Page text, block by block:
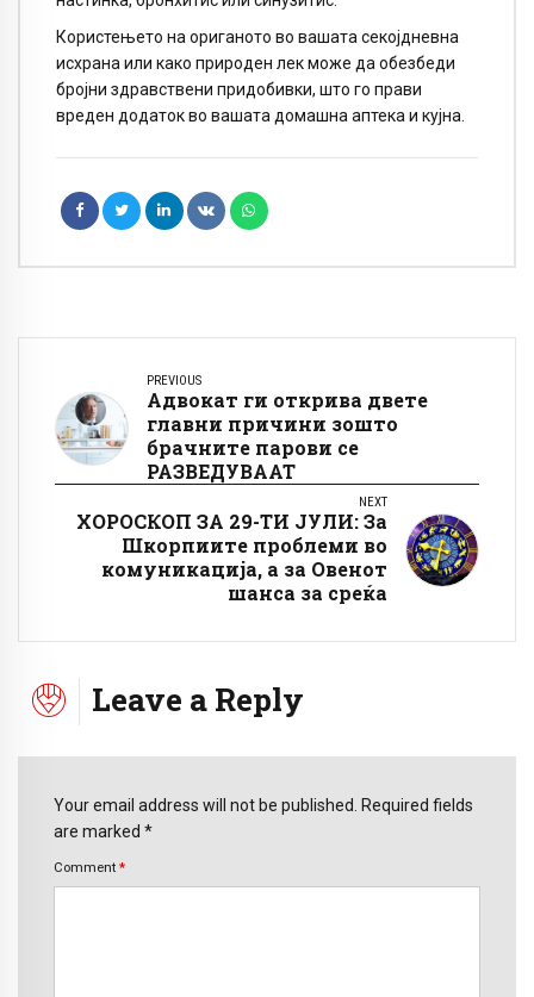
Користењето на ориганото во вашата секојдневна
исхрана или како природен лек може да обезбеди
бројни здравствени придобивки, што го прави
вреден додаток во вашата домашна аптека и кујна.
PREVIOUS
Адвокат ги открива двете
главни причини зошто
брачните парови се
РАЗВЕДУВААТ
NEXT
ХОРОСКОП ЗА 29-ТИ ЈУЛИ: За
Шкорпиите проблеми во
комуникација, а за Овенот
шанса за среќа
Leave a Reply
Your email address will not be published. Required fields
are marked *
Comment *